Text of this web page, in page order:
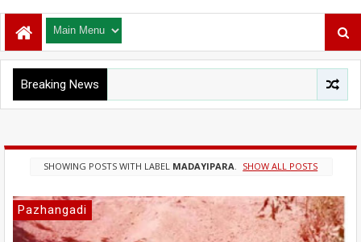
Breaking News
SHOWING POSTS WITH LABEL MADAYIPARA SHOW ALL POSTS
Pazhangadi